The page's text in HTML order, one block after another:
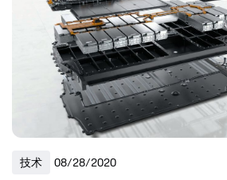
技术 08/28/2020